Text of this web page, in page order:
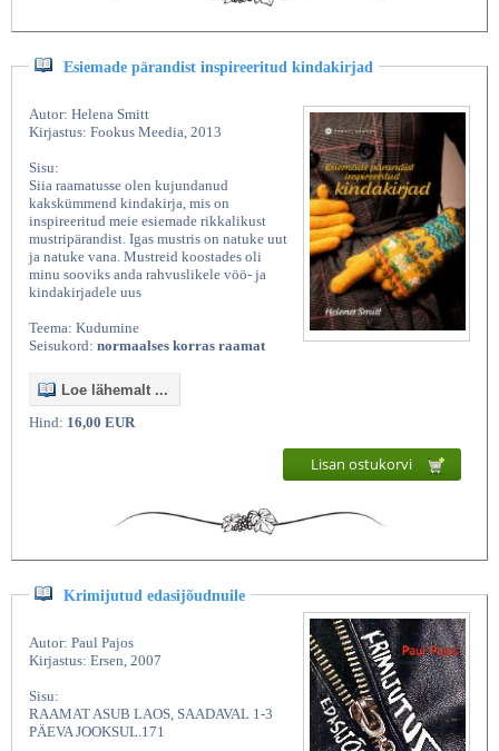
Esiemade pärandist inspireeritud kindakirjad
Autor: Helena Smitt
Kirjastus: Fookus Meedia, 2013
Sisu:
Siia raamatusse olen kujundanud
kakskümmend kindakirja, mis on
inspireeritud meie esiemade rikkalikust
mustripärandist. Igas mustris on natuke uut
ja natuke vana. Mustreid koostades oli
minu sooviks anda rahvuslikele vöö- ja
kindakirjadele uus
Teema: Kudumine
Seisukord: normaalses korras raamat
Loe lähemalt ...
Hind: 16,00 EUR
Lisan ostukorvi
Krimijutud edasijõudnuile
Autor: Paul Pajos
Kirjastus: Ersen, 2007
Sisu:
RAAMAT ASUB LAOS, SAADAVAL 1-3
PÄEVA JOOKSUL.171